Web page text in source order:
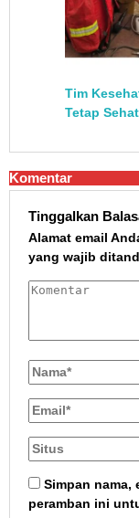
Tim
Tetap Sehat
Komentar
Tinggalkan
Alamat email
yang wajib
Simpan nama,
peramban ini